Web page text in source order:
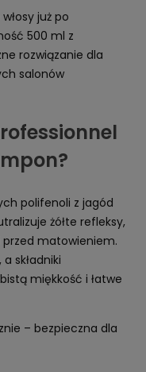
już po
500 ml z
rozwiązanie dla
salonów
polifenoli z jagód
żółte refleksy,
matowieniem.
składniki
miękkość i łatwe
– bezpieczna dla